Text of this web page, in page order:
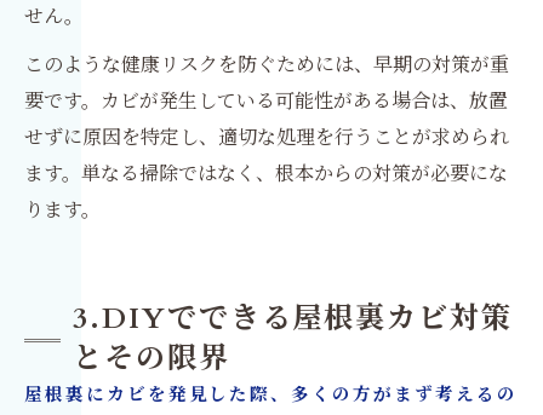
せん。
このような健康リスクを防ぐためには、早期の対策が重
要です。カビが発生している可能性がある場合は、放置
せずに原因を特定し、適切な処理を行うことが求められ
ます。単なる掃除ではなく、根本からの対策が必要にな
ります。
3.DIYでできる屋根裏カビ対策
とその限界
屋根裏にカビを発見した際、多くの方がまず考えるの